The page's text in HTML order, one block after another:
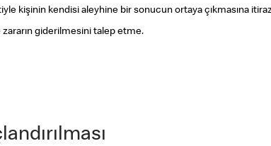
kişinin kendisi aleyhine bir sonucun ortaya çıkmasına
zararın giderilmesini talep etme.